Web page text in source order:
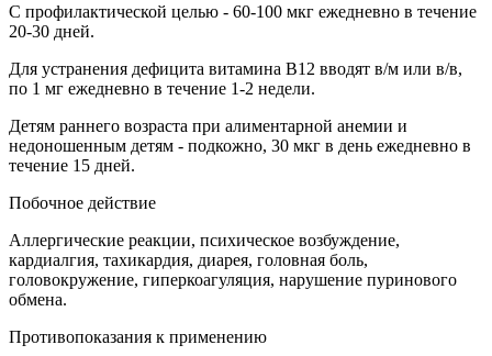
С профилактической целью - 60-100 мкг ежедневно в течение
20-30 дней.
Для устранения дефицита витамина В12 вводят в/м или в/в,
по 1 мг ежедневно в течение 1-2 недели.
Детям раннего возраста при алиментарной анемии и
недоношенным детям - подкожно, 30 мкг в день ежедневно в
течение 15 дней.
Побочное действие
Аллергические реакции, психическое возбуждение,
кардиалгия, тахикардия, диарея, головная боль,
головокружение, гиперкоагуляция, нарушение пуринового
обмена.
Противопоказания к применению